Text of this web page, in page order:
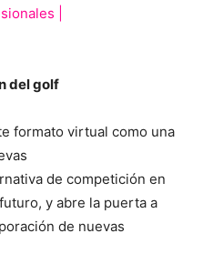
|
del golf
formato virtual como una
de competición en
y abre la puerta a
de nuevas